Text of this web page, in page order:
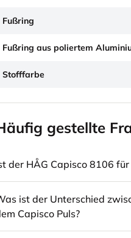
Fußring
Fußring aus poliertem
Stofffarbe
gestellte
der HÅG Capisco 8106
ist der Unterschied
Capisco Puls?